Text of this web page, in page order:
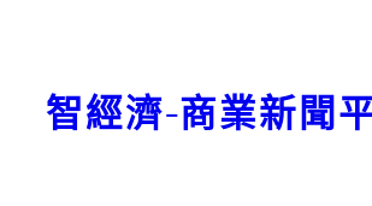
智經濟-商業新聞